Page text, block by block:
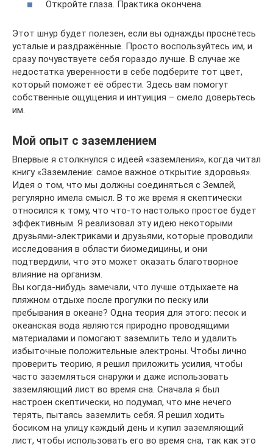
Откройте глаза. Практика окончена.
Этот шнур будет полезен, если вы однажды проснётесь
усталые и раздражённые. Просто воспользуйтесь им, и
сразу почувствуете себя гораздо лучше. В случае же
недостатка уверенности в себе подберите тот цвет,
который поможет её обрести. Здесь вам помогут
собственные ощущения и интуиция – смело доверьтесь
им.
Мой опыт с заземлением
Впервые я столкнулся с идеей «заземления», когда читал
книгу «Заземление: самое важное открытие здоровья».
Идея о том, что мы должны соединяться с Землей,
регулярно имела смысл. В то же время я скептически
относился к тому, что что-то настолько простое будет
эффективным. Я реализовал эту идею некоторыми
друзьями-электриками и друзьями, которые проводили
исследования в области биомедицины, и они
подтвердили, что это может оказать благотворное
влияние на организм.
Вы когда-нибудь замечали, что лучше отдыхаете на
пляжном отдыхе после прогулки по песку или
пребывания в океане? Одна теория для этого: песок и
океанская вода являются природно проводящими
материалами и помогают заземлить тело и удалить
избыточные положительные электроны. Чтобы лично
проверить теорию, я решил приложить усилия, чтобы
часто заземляться снаружи и даже использовать
заземляющий лист во время сна. Сначала я был
настроен скептически, но подумал, что мне нечего
терять, пытаясь заземлить себя. Я решил ходить
босиком на улицу каждый день и купил заземляющий
лист, чтобы использовать его во время сна, так как это